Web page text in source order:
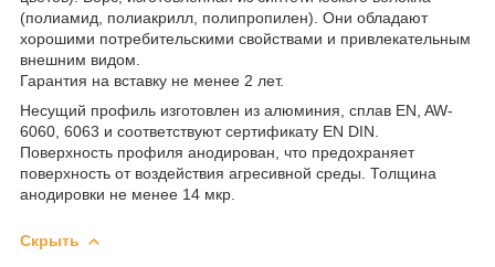
(полиамид, полиакрилл, полипропилен). Они обладают
хорошими потребительскими свойствами и привлекательным
внешним видом.
Гарантия на вставку не менее 2 лет.
Несущий профиль изготовлен из алюминия, сплав EN, AW-
6060, 6063 и соответствуют сертификату EN DIN.
Поверхность профиля анодирован, что предохраняет
поверхность от воздействия агресивной среды. Толщина
анодировки не менее 14 мкр.
Скрыть